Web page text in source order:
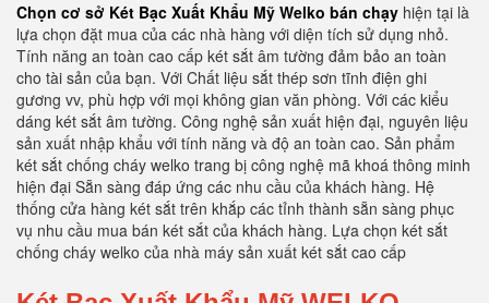
Chọn cơ sở Két Bạc Xuất Khẩu Mỹ Welko bán chạy hiện tại là
lựa chọn đặt mua của các nhà hàng với diện tích sử dụng nhỏ.
Tính năng an toàn cao cấp két sắt âm tường đảm bảo an toàn
cho tài sản của bạn. Với Chất liệu sắt thép sơn tĩnh điện ghi
gương vv, phù hợp với mọi không gian văn phòng. Với các kiểu
dáng két sắt âm tường. Công nghệ sản xuất hiện đại, nguyên liệu
sản xuất nhập khẩu với tính năng và độ an toàn cao. Sản phẩm
két sắt chống cháy welko trang bị công nghệ mã khoá thông minh
hiện đại Sẵn sàng đáp ứng các nhu cầu của khách hàng. Hệ
thống cửa hàng két sắt trên khắp các tỉnh thành sẵn sàng phục
vụ nhu cầu mua bán két sắt của khách hàng. Lựa chọn két sắt
chống cháy welko của nhà máy sản xuất két sắt cao cấp